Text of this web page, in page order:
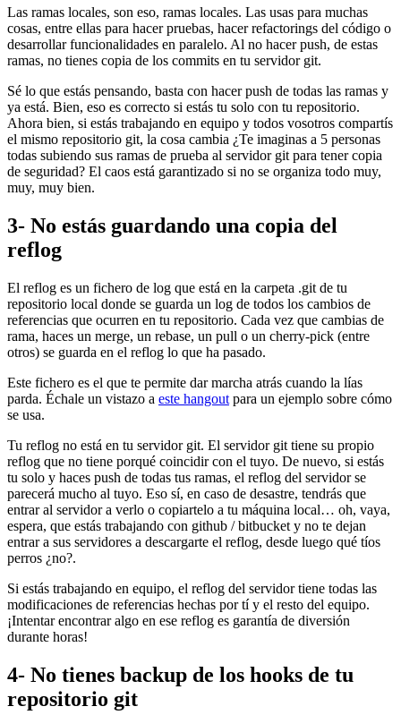
Las ramas locales, son eso, ramas locales. Las usas para muchas
cosas, entre ellas para hacer pruebas, hacer refactorings del código o
desarrollar funcionalidades en paralelo. Al no hacer push, de estas
ramas, no tienes copia de los commits en tu servidor git.
Sé lo que estás pensando, basta con hacer push de todas las ramas y
ya está. Bien, eso es correcto si estás tu solo con tu repositorio.
Ahora bien, si estás trabajando en equipo y todos vosotros compartís
el mismo repositorio git, la cosa cambia ¿Te imaginas a 5 personas
todas subiendo sus ramas de prueba al servidor git para tener copia
de seguridad? El caos está garantizado si no se organiza todo muy,
muy, muy bien.
3- No estás guardando una copia del
reflog
El reflog es un fichero de log que está en la carpeta .git de tu
repositorio local donde se guarda un log de todos los cambios de
referencias que ocurren en tu repositorio. Cada vez que cambias de
rama, haces un merge, un rebase, un pull o un cherry-pick (entre
otros) se guarda en el reflog lo que ha pasado.
Este fichero es el que te permite dar marcha atrás cuando la lías
parda. Échale un vistazo a este hangout para un ejemplo sobre cómo
se usa.
Tu reflog no está en tu servidor git. El servidor git tiene su propio
reflog que no tiene porqué coincidir con el tuyo. De nuevo, si estás
tu solo y haces push de todas tus ramas, el reflog del servidor se
parecerá mucho al tuyo. Eso sí, en caso de desastre, tendrás que
entrar al servidor a verlo o copiartelo a tu máquina local… oh, vaya,
espera, que estás trabajando con github / bitbucket y no te dejan
entrar a sus servidores a descargarte el reflog, desde luego qué tíos
perros ¿no?.
Si estás trabajando en equipo, el reflog del servidor tiene todas las
modificaciones de referencias hechas por tí y el resto del equipo.
¡Intentar encontrar algo en ese reflog es garantía de diversión
durante horas!
4- No tienes backup de los hooks de tu
repositorio git